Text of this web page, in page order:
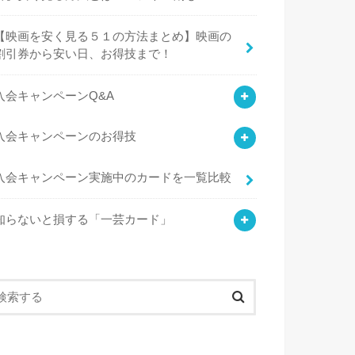
映画を安く見る５１の方法まとめ】映画の
引券から安い日、お得技まで！
会キャンペーンQ&A
会キャンペーンのお得技
会キャンペーン実施中のカードを一覧比較
らないと損する「一芸カード」